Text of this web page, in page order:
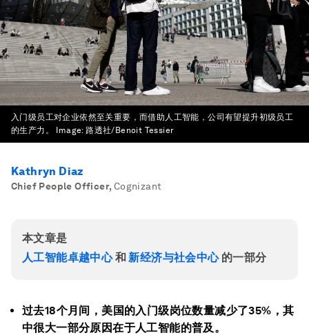
入门级员工对企业依然至关重要，而借助人工智能，公司有望提升初级员工
的生产力。
Image:路透社/Benoit Tessier
Kathryn Diaz
Chief People Officer, Cognizant
本文章是
人工智能卓越中心和新经济与社会中心的一部分
过去18个月间，美国的入门级岗位数量减少了35%，其
中很大一部分原因在于人工智能的普及。